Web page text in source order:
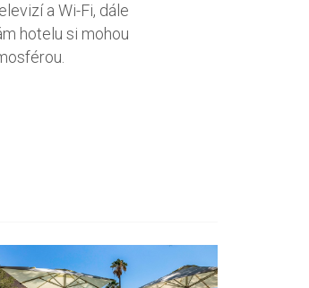
a Wi-Fi, dále
hotelu si mohou